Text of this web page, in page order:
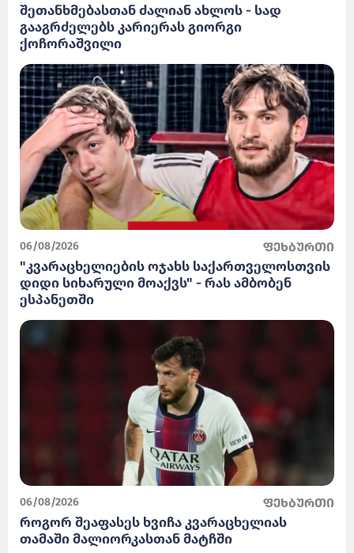
შეთანხმებასთან ძალიან ახლოს - სად
გააგრძელებს კარიერას გიორგი
ქოჩორაშვილი
06/08/2026 ფეხბურთი
"კვარაცხელიების ოჯახს საქართველოსთვის
დიდი სიხარული მოაქვს" - რას ამბობენ
ესპანეთში
06/08/2026 ფეხბურთი
როგორ შეაფასეს ხვიჩა კვარაცხელიას
თამაში მალიორკასთან მატჩში